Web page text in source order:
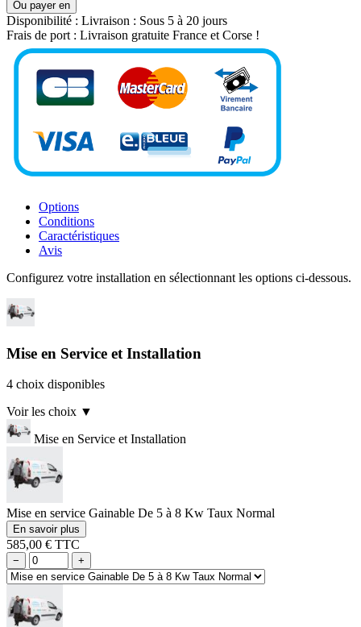
Ou payer en
Disponibilité : Livraison : Sous 5 à 20 jours
Frais de port : Livraison gratuite France et Corse !
Options
Conditions
Caractéristiques
Avis
Configurez votre installation en sélectionnant les options ci-dessous.
Mise en Service et Installation
4 choix disponibles
Voir les choix ▼
Mise en Service et Installation
Mise en service Gainable De 5 à 8 Kw Taux Normal
En savoir plus
585,00 € TTC
− +